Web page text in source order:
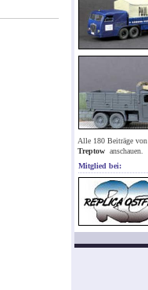
Alle 180 Beiträge von
Treptow anschauen.
Mitglied bei: